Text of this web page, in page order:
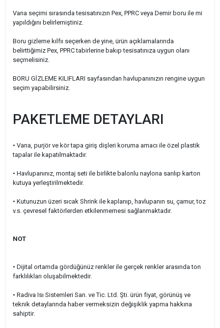
Vana seçimi sırasında tesisatınızın Pex, PPRC veya Demir boru ile mi
yapıldığını belirlemiştiniz.
Boru gizleme kılfıı seçerken de yine, ürün açıklamalarında
belirttiğimiz Pex, PPRC tabirlerine bakıp tesisatınıza uygun olanı
seçmelisiniz.
BORU GİZLEME KILIFLARI sayfasından havlupanınızın rengine uygun
seçim yapabilirsiniz.
PAKETLEME DETAYLARI
• Vana, purjör ve kör tapa giriş dişleri koruma amacı ile özel plastik
tapalar ile kapatılmaktadır.
• Havlupanınız, montaj seti ile birlikte balonlu naylona sarılıp karton
kutuya yerleştirilmektedir.
• Kutunuzun üzeri sıcak Shrink ile kaplanıp, havlupanın su, çamur, toz
v.s. çevresel faktörlerden etkilenmemesi sağlanmaktadır.
NOT
• Dijital ortamda gördüğünüz renkler ile gerçek renkler arasında ton
farklılıkları oluşabilmektedir.
• Radiva Isı Sistemleri San. ve Tic. Ltd. Şti. ürün fiyat, görünüş ve
teknik detaylarında haber vermeksizin değişiklik yapma hakkına
sahiptir.